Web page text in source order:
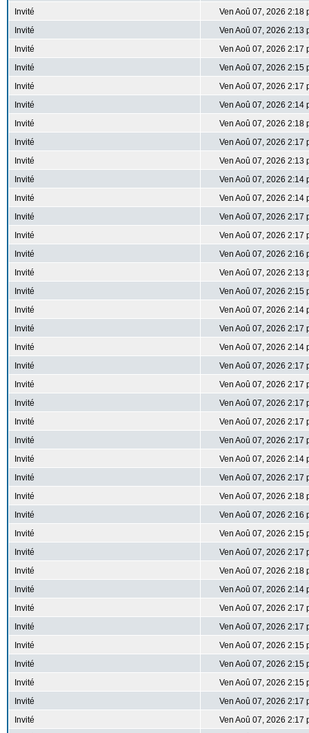
Invité
Ven Aoû 07, 2026 2:18
Invité
Ven Aoû 07, 2026 2:13
Invité
Ven Aoû 07, 2026 2:17
Invité
Ven Aoû 07, 2026 2:15
Invité
Ven Aoû 07, 2026 2:17
Invité
Ven Aoû 07, 2026 2:14
Invité
Ven Aoû 07, 2026 2:18
Invité
Ven Aoû 07, 2026 2:17
Invité
Ven Aoû 07, 2026 2:13
Invité
Ven Aoû 07, 2026 2:14
Invité
Ven Aoû 07, 2026 2:14
Invité
Ven Aoû 07, 2026 2:17
Invité
Ven Aoû 07, 2026 2:17
Invité
Ven Aoû 07, 2026 2:16
Invité
Ven Aoû 07, 2026 2:13
Invité
Ven Aoû 07, 2026 2:15
Invité
Ven Aoû 07, 2026 2:14
Invité
Ven Aoû 07, 2026 2:17
Invité
Ven Aoû 07, 2026 2:14
Invité
Ven Aoû 07, 2026 2:17
Invité
Ven Aoû 07, 2026 2:17
Invité
Ven Aoû 07, 2026 2:17
Invité
Ven Aoû 07, 2026 2:17
Invité
Ven Aoû 07, 2026 2:17
Invité
Ven Aoû 07, 2026 2:14
Invité
Ven Aoû 07, 2026 2:17
Invité
Ven Aoû 07, 2026 2:18
Invité
Ven Aoû 07, 2026 2:16
Invité
Ven Aoû 07, 2026 2:15
Invité
Ven Aoû 07, 2026 2:17
Invité
Ven Aoû 07, 2026 2:18
Invité
Ven Aoû 07, 2026 2:14
Invité
Ven Aoû 07, 2026 2:17
Invité
Ven Aoû 07, 2026 2:17
Invité
Ven Aoû 07, 2026 2:15
Invité
Ven Aoû 07, 2026 2:15
Invité
Ven Aoû 07, 2026 2:15
Invité
Ven Aoû 07, 2026 2:17
Invité
Ven Aoû 07, 2026 2:17